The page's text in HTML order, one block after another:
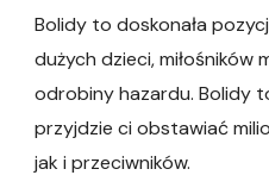
Bolidy to doskonała
dużych dzieci, miłośników
odrobiny hazardu. Bolidy
przyjdzie ci obstawiać
jak i przeciwników.